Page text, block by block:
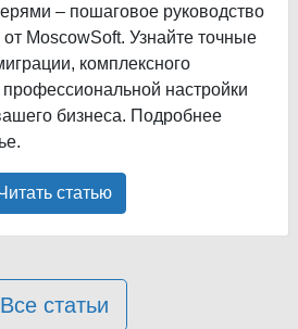
– пошаговое руководство
MoscowSoft. Узнайте точные
комплексного
настройки
бизнеса. Подробнее
статью
Все статьи